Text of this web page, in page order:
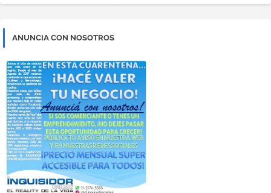
ANUNCIA CON NOSOTROS